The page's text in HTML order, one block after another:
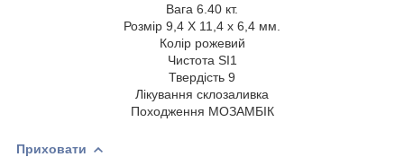
Вага 6.40 кт.
Розмір 9,4 X 11,4 x 6,4 мм.
Колір рожевий
Чистота SI1
Твердість 9
Лікування склозаливка
Походження МОЗАМБІК
Приховати